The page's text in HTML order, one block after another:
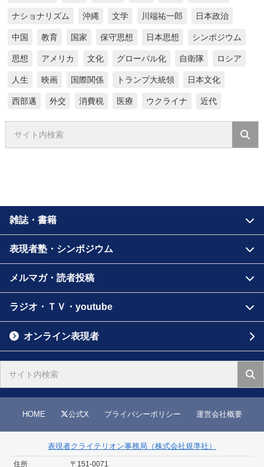
ナショナリズム 沖縄 文学 川端祐一郎 日本政治
中国 教育 国家 保守思想 日本思想 シンポジウム
思想 アメリカ 文化 グローバル化 自衛隊 ロシア
人生 映画 国際関係 トランプ大統領 日本文化
西部邁 外交 消費税 医療 ウクライナ 近代
雑誌・書籍
表現者塾・シンポジウム
メルマガ・読者投稿
ラジオ・ＴＶ・youtube
オンライン表現者
HOME 公式X プライバシーポリシー 運営会社概要
表現者クライテリオン事務局（株式会社規準社）
住所 〒151-0071